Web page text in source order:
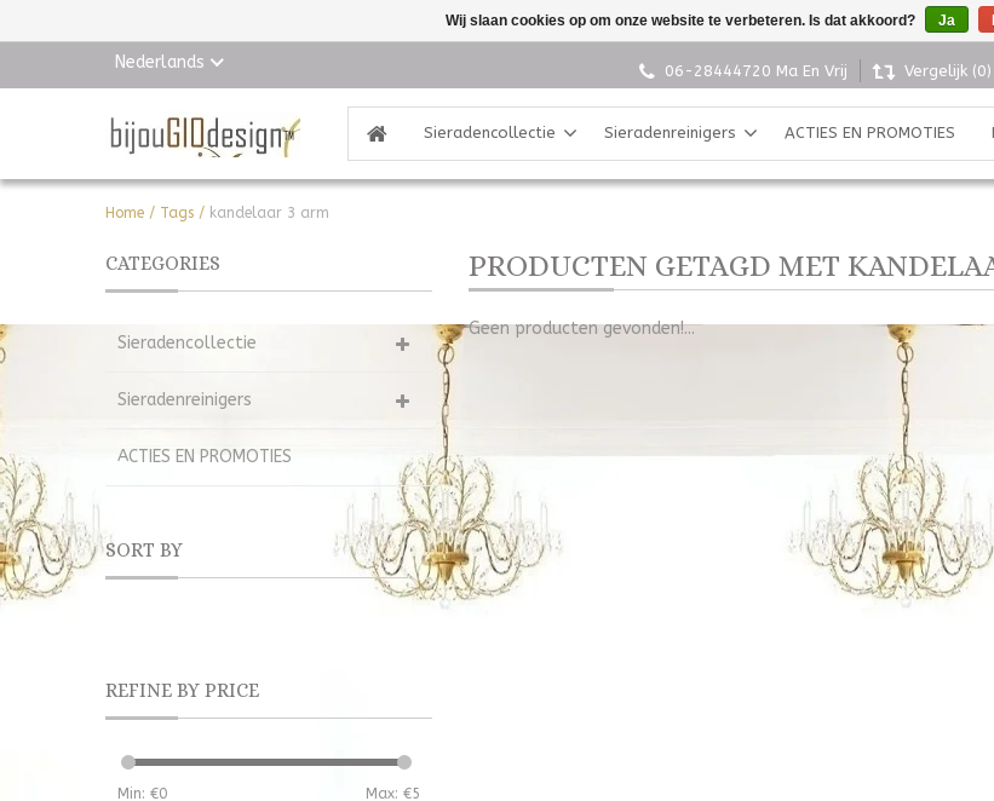
Nederlands 06-28444720 Ma En Vrij Vergelijk (0)
Sieradencollectie Sieradenreinigers ACTIES EN PROMOTIES
Home / Tags / kandelaar 3 arm
CATEGORIES
Sieradencollectie
Sieradenreinigers
ACTIES EN PROMOTIES
SORT BY
REFINE BY PRICE
Min: €0 Max: €5
PRODUCTEN GETAGD MET
Geen producten gevonden!...
Wij slaan cookies op om onze website te verbeteren. Is dat akkoord? Ja